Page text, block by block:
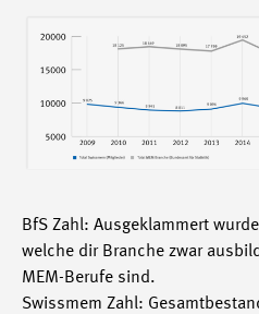
BfS Zahl: Ausgeklammert
welche dir Branche zwar
MEM-Berufe sind.
Swissmem Zahl: